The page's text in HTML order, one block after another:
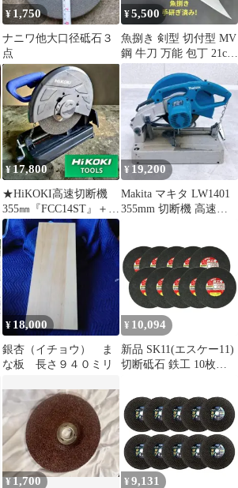
¥1,750
ナニワ他大口径砥石３
点
¥5,500
魚捌き 剣型 切付型 MV
鋼 牛刀 万能 包丁 21cm
¥17,800
★HiKOKI高速切断機
355㎜『FCC14ST』＋安
全カバー＋オマケ★
¥ 19,200
Makita マキタ LW1401
355mm 切断機 高速切
¥ 18,000
銀杏（イチョウ） ま
な板 長さ９４０ミリ
¥ 10,094
新品 SK11(エスケー11)
切断砥石 鉄工 10枚
¥1,700 ¥ 9,131